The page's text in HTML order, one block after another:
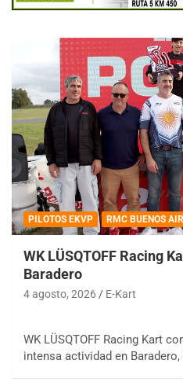
PILOTOS EKVP RMC BUENOS
WK LÜSQTOFF Racing
Baradero
4 agosto, 2026 E-Kart
WK LÜSQTOFF Racing Kart
intensa actividad en